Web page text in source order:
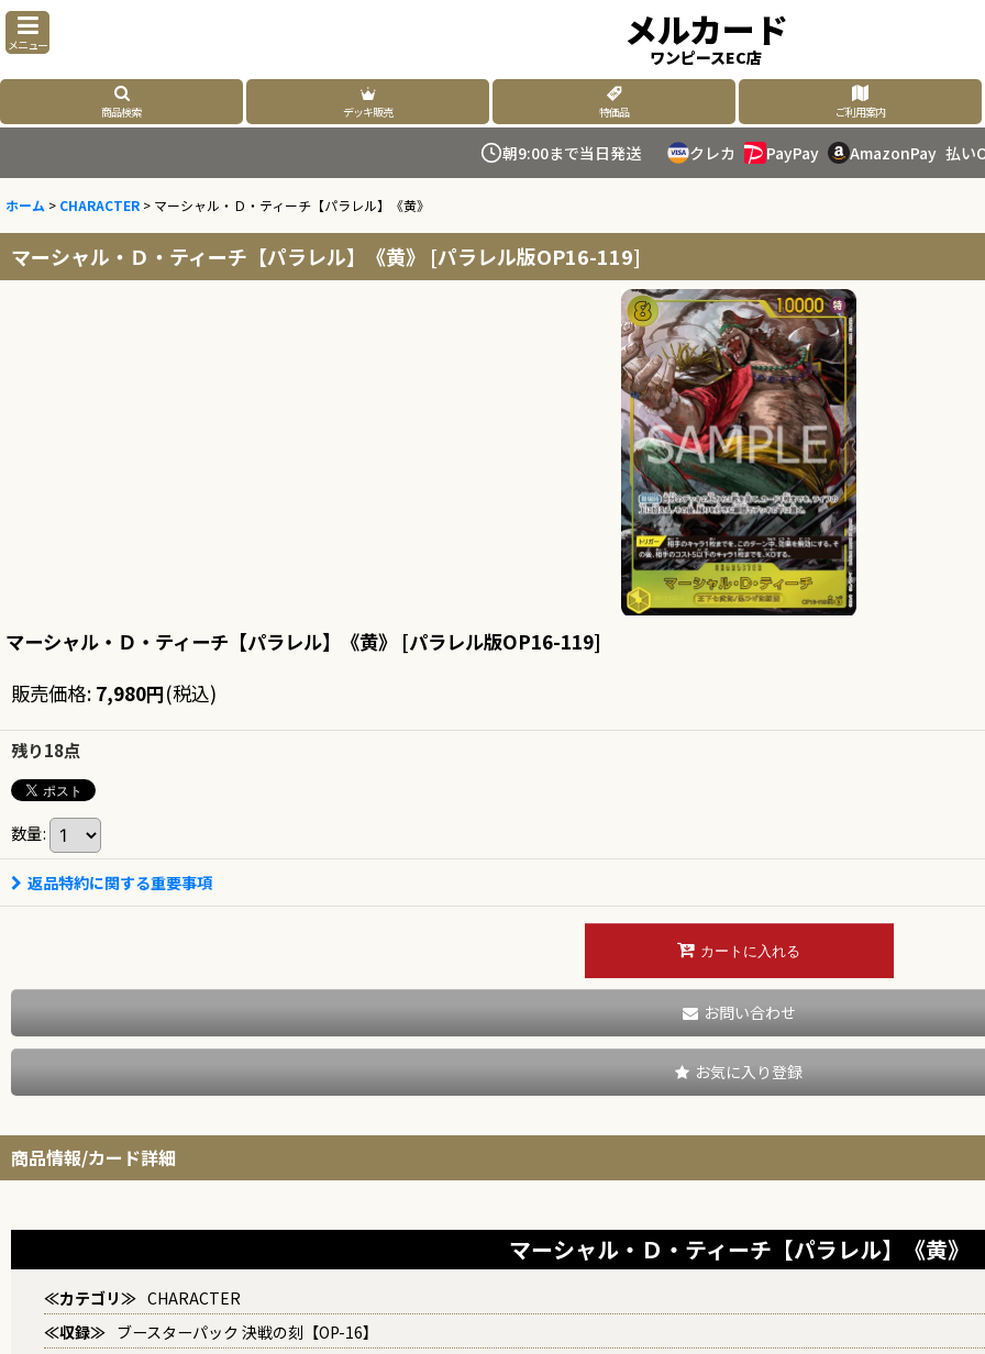
メニュー メルカード
ワンピースEC店
商品検索 デッキ販売 特価品 ご利用案内
朝9:00まで当日発送 クレカ PayPay AmazonPay 払い
ホーム > CHARACTER > マーシャル・Ｄ・ティーチ【パラレル】《黄》
マーシャル・Ｄ・ティーチ【パラレル】《黄》 [パラレル版OP16-119]
マーシャル・Ｄ・ティーチ【パラレル】《黄》 [パラレル版OP16-119]
販売価格: 7,980円(税込)
残り18点
数量:
返品特約に関する重要事項
カートに入れる
お問い合わせ
お気に入り登録
商品情報/カード詳細
マーシャル・Ｄ・ティーチ【パラレル】《黄》
≪カテゴリ≫ CHARACTER
≪収録≫ ブースターパック 決戦の刻【OP-16】